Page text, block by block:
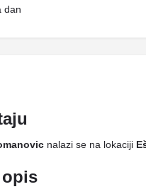
dan
nalazi se na lokaciji
opis